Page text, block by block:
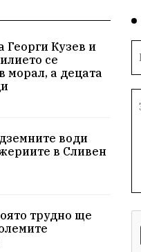
Георги Кузев и
се
морал, а децата
води
в Сливен
трудно ще